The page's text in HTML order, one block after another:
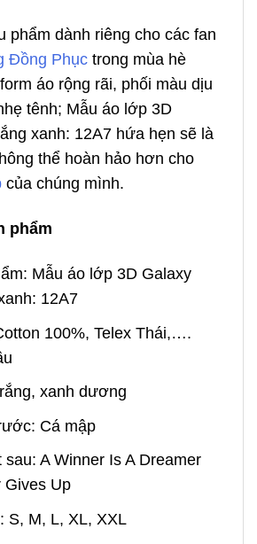
phẩm dành riêng cho các fan
Đồng Phục trong mùa hè
áo rộng rãi, phối màu dịu
tênh; Mẫu áo lớp 3D
xanh: 12A7 hứa hẹn sẽ là
thể hoàn hảo hơn cho
của chúng mình.
phẩm
Mẫu áo lớp 3D Galaxy
12A7
100%, Telex Thái,….
xanh dương
Cá mập
sau: A Winner Is A Dreamer
Gives Up
S, M, L, XL, XXL